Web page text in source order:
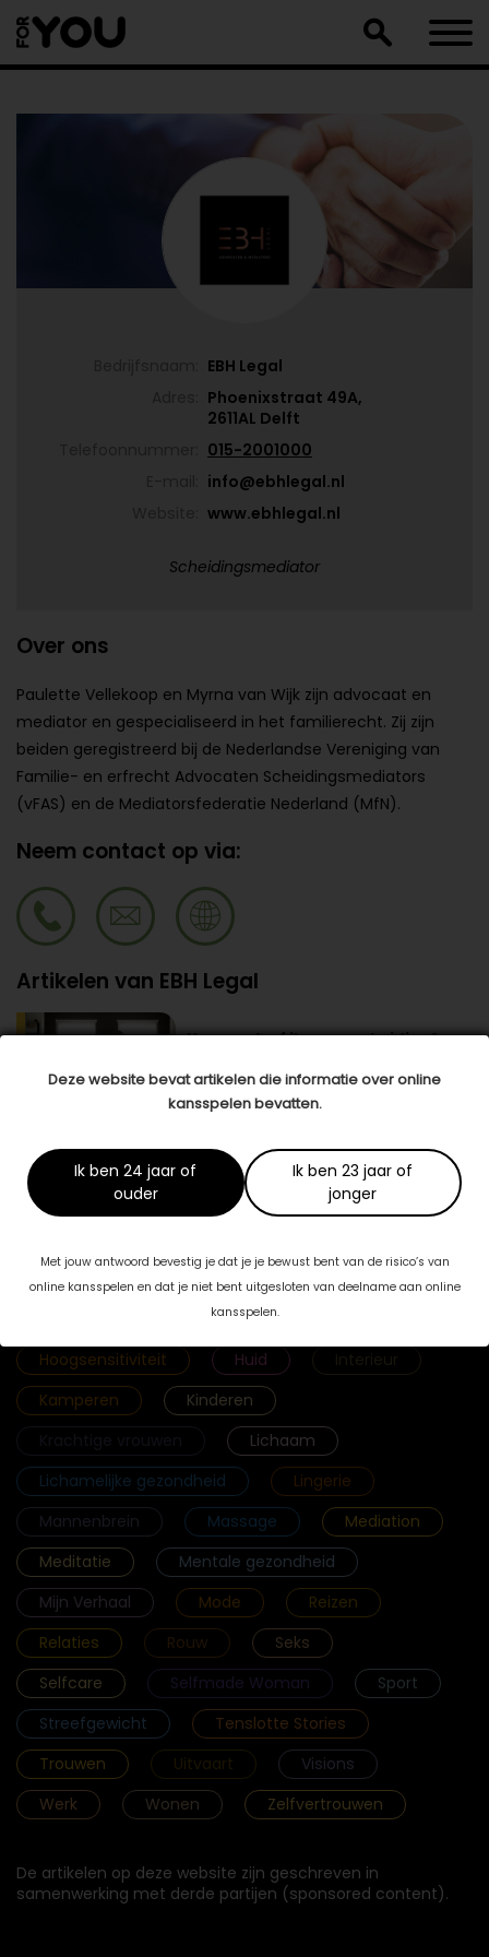
Deze website bevat artikelen die informatie over online
kansspelen bevatten.
Ik ben 24 jaar of
ouder
Ik ben 23 jaar of
jonger
Met jouw antwoord bevestig je dat je je bewust bent van de risico’s van
online kansspelen en dat je niet bent uitgesloten van deelname aan online
kansspelen.
naar
artikel
EBH Legal
Phoenixstraat 49A,
2611AL Delft
015-2001000
info@ebhlegal.nl
www.ebhlegal.nl
Scheidingsmediator
Over ons
Paulette Vellekoop en Myrna van Wijk zijn advocaat en
mediator en gespecialiseerd in het familierecht. Zij zijn
beiden geregistreerd bij de Nederlandse Vereniging van
Familie- en erfrecht Advocaten Scheidingsmediators
(vFAS) en de Mediatorsfederatie Nederland (MfN).
Neem contact op via:
Artikelen van EBH Legal
Hoe overleef ik... een scheiding?
doet pijn en gaat meestal gepaard met
heftige emoties. De periode …lees meer >
Fab & Famouz Geld
Gezicht
Haar
Hoogsensitiviteit
Huid
Interieur
Kamperen
Kinderen
Lichaam
Lichamelijke gezondheid
Lingerie
Mannenbrein
Massage
Mediation
Meditatie
Mentale gezondheid
Mijn Verhaal
Mode
Reizen
Relaties
Rouw
Seks
Selfcare
Selfmade Woman
Sport
Streefgewicht
Tenslotte Stories
Trouwen
Uitvaart
Visions
Werk
Wonen Zelfvertrouwen
De artikelen op deze website zijn geschreven in
samenwerking met derde partijen (sponsored content).